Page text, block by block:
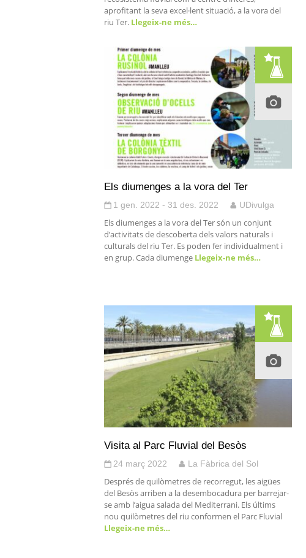
aprofitant la seva excel·lent situació, a la vora del
riu Ter. Llegeix-ne més…
Els diumenges a la vora del Ter
1 gen. 2022 - 31 des. 2022 UDivulga
Els diumenges a la vora del Ter són un conjunt
d’activitats de descoberta dels valors naturals i
culturals del riu Ter. Es poden fer individualment i
en grup. Cada diumenge Llegeix-ne més…
Visita al Parc Fluvial del Besòs
24 març 2022 La Fàbrica del Sol
Després de quilòmetres de recorregut, les aigües
del Besòs arriben a la desembocadura per barrejar-
se amb l’aigua salada del Mediterrani. Els últims
nou quilòmetres del riu conformen el Parc Fluvial
Llegeix-ne més…